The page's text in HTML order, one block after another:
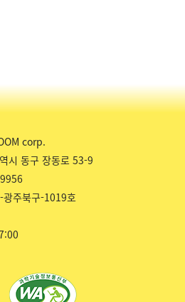
corp.
시 동구 장동로 53-9
주북구-1019호